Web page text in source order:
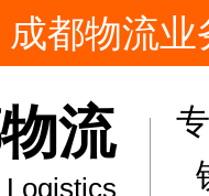
成都物流
流